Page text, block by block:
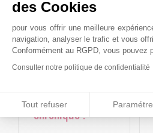
des Cookies
pour vous offrir une meilleure
navigation, analyser le trafic et vous
Conformément au RGPD, vous pouvez
Consulter notre politique de confidentialité
Tout refuser
Axeptio consent
Plateforme de Gestion du
4P : Les
nouvelles
technologies
numériques au
service de la
chronique !